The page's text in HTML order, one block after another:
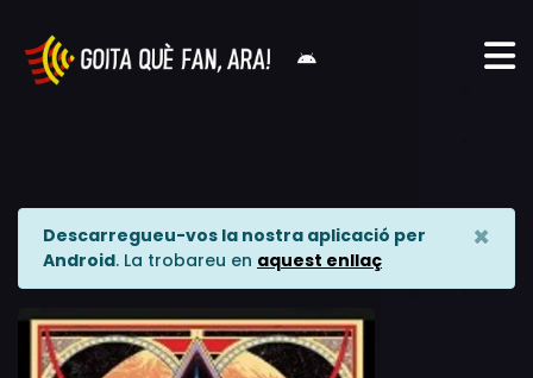
Descarregueu-vos la nostra aplicació per
Android. La trobareu en aquest enllaç
×